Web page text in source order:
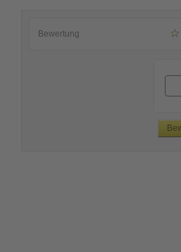
Bewertung